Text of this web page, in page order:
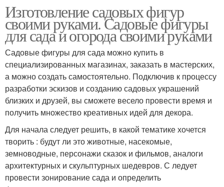
Изготовление садовых фигур
своими руками. Садовые фигуры
для сада и огорода своими руками
Садовые фигуры для сада можно купить в
специализированных магазинах, заказать в мастерских,
а можно создать самостоятельно. Подключив к процессу
разработки эскизов и созданию садовых украшений
близких и друзей, вы сможете весело провести время и
получить множество креативных идей для декора.
Для начала следует решить, в какой тематике хочется
творить : будут ли это животные, насекомые,
земноводные, персонажи сказок и фильмов, аналоги
архитектурных и скульптурных шедевров. С ледует
провести зонирование сада и определить